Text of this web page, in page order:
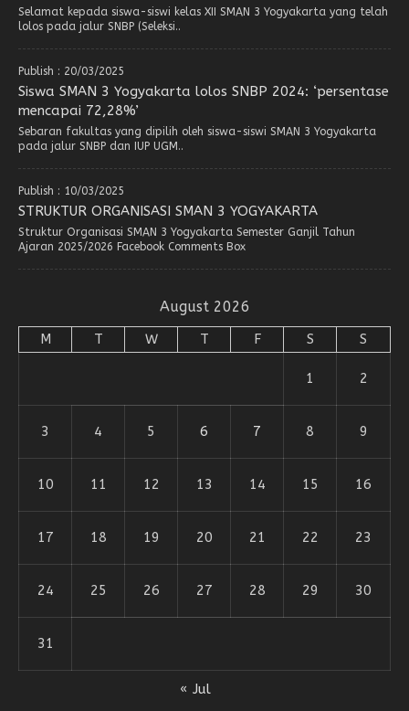
Selamat kepada siswa-siswi kelas XII SMAN 3 Yogyakarta yang telah
lolos pada jalur SNBP (Seleksi..
Publish : 20/03/2025
Siswa SMAN 3 Yogyakarta lolos SNBP 2024: ‘persentase
mencapai 72,28%’
Sebaran fakultas yang dipilih oleh siswa-siswi SMAN 3 Yogyakarta
pada jalur SNBP dan IUP UGM..
Publish : 10/03/2025
STRUKTUR ORGANISASI SMAN 3 YOGYAKARTA
Struktur Organisasi SMAN 3 Yogyakarta Semester Ganjil Tahun
Ajaran 2025/2026 Facebook Comments Box
August 2026
M T W T F S S
1 2
3 4 5 6 7 8 9
10 11 12 13 14 15 16
17 18 19 20 21 22 23
24 25 26 27 28 29 30
31
« Jul